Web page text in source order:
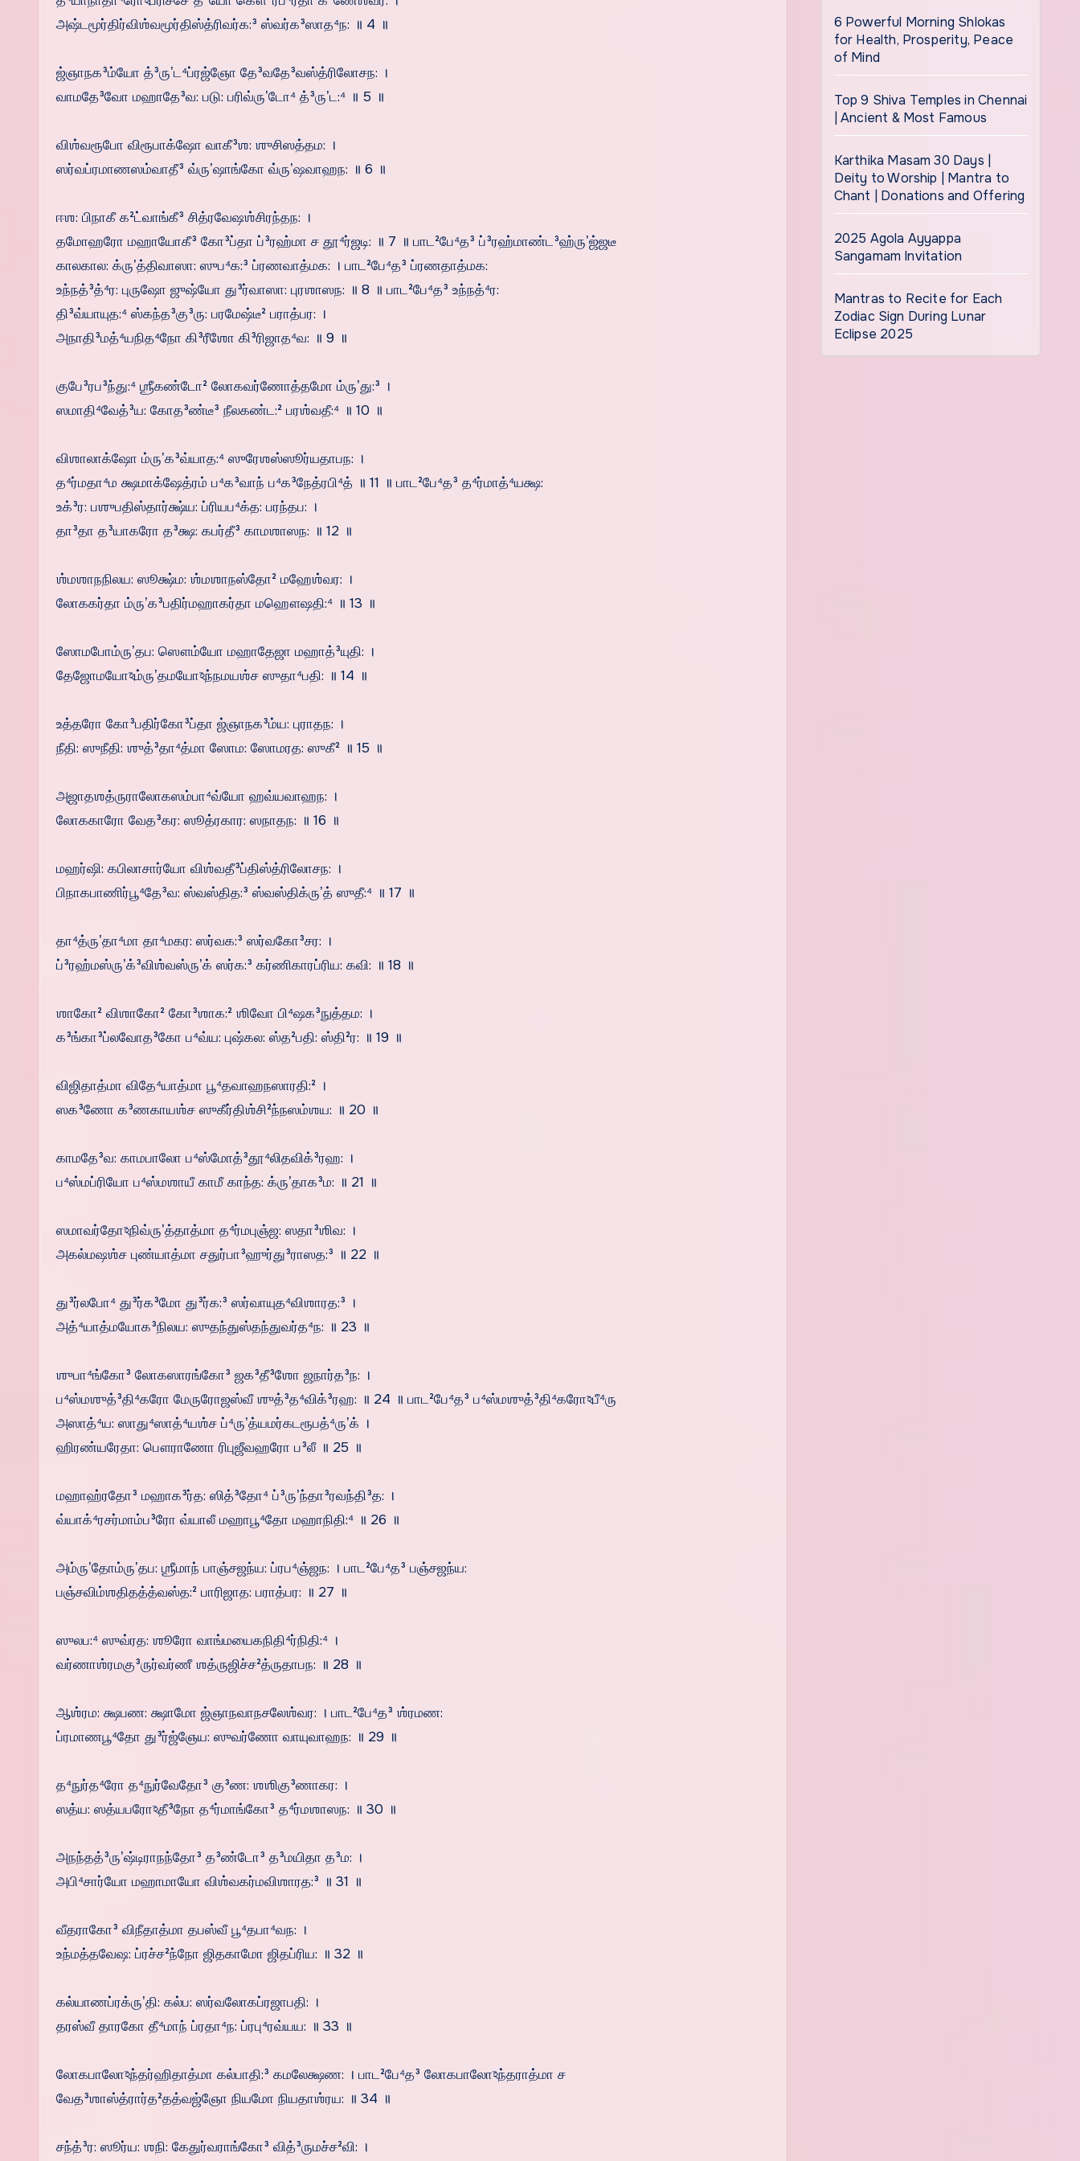
அஷ்டமூர்திர்விஶ்வமூர்திஸ்த்ரிவர்க:³ ஸ்வர்க³ஸாத⁴ந: ॥ 4 ॥
ஜ்ஞாநக³ம்யோ த்³ருʼட⁴ப்ரஜ்ஞோ தே³வதே³வஸ்த்ரிலோசந: ।
வாமதே³வோ மஹாதே³வ: படு: பரிவ்ருʼடோ⁴ த்³ருʼட:⁴ ॥ 5 ॥
விஶ்வரூபோ விரூபாக்ஷோ வாகீ³ஶ: ஶுசிஸத்தம: ।
ஸர்வப்ரமாணஸம்வாதீ³ வ்ருʼஷாங்கோ வ்ருʼஷவாஹந: ॥ 6 ॥
ஈஶ: பிநாகீ க²ட்வாங்கீ³ சித்ரவேஷஶ்சிரந்தந: ।
தமோஹரோ மஹாயோகீ³ கோ³ப்தா ப்³ரஹ்மா ச தூ⁴ர்ஜடி: ॥ 7 ॥ பாட²பே⁴த³ ப்³ரஹ்மாண்ட³ஹ்ருʼஜ்ஜடீ
காலகால: க்ருʼத்திவாஸா: ஸுப⁴க:³ ப்ரணவாத்மக: । பாட²பே⁴த³ ப்ரணதாத்மக:
உந்நத்³த்⁴ர: புருஷோ ஜுஷ்யோ து³ர்வாஸா: புரஶாஸந: ॥ 8 ॥ பாட²பே⁴த³ உந்நத்⁴ர:
தி³வ்யாயுத:⁴ ஸ்கந்த³கு³ரு: பரமேஷ்டீ² பராத்பர: ।
அநாதி³மத்⁴யநித⁴நோ கி³ரீஶோ கி³ரிஜாத⁴வ: ॥ 9 ॥
குபே³ரப³ந்து:⁴ ஶ்ரீகண்டோ² லோகவர்ணோத்தமோ ம்ருʼது:³ ।
ஸமாதி⁴வேத்³ய: கோத³ண்டீ³ நீலகண்ட:² பரஶ்வதீ:⁴ ॥ 10 ॥
விஶாலாக்ஷோ ம்ருʼக³வ்யாத:⁴ ஸுரேஶஸ்ஸூர்யதாபந: ।
த⁴ர்மதா⁴ம க்ஷமாக்ஷேத்ரம் ப⁴க³வாந் ப⁴க³நேத்ரபி⁴த் ॥ 11 ॥ பாட²பே⁴த³ த⁴ர்மாத்⁴யக்ஷ:
உக்³ர: பஶுபதிஸ்தார்க்ஷ்ய: ப்ரியப⁴க்த: பரந்தப: ।
தா³தா த³யாகரோ த³க்ஷ: கபர்தீ³ காமஶாஸந: ॥ 12 ॥
ஶ்மஶாநநிலய: ஸூக்ஷ்ம: ஶ்மஶாநஸ்தோ² மஹேஶ்வர: ।
லோககர்தா ம்ருʼக³பதிர்மஹாகர்தா மஹௌஷதி:⁴ ॥ 13 ॥
ஸோமபோம்ருʼதப: ஸௌம்யோ மஹாதேஜா மஹாத்³யுதி: ।
தேஜோமயோঽம்ருʼதமயோঽந்நமயஶ்ச ஸுதா⁴பதி: ॥ 14 ॥
உத்தரோ கோ³பதிர்கோ³ப்தா ஜ்ஞாநக³ம்ய: புராதந: ।
நீதி: ஸுநீதி: ஶுத்³தா⁴த்மா ஸோம: ஸோமரத: ஸுகீ² ॥ 15 ॥
அஜாதஶத்ருராலோகஸம்பா⁴வ்யோ ஹவ்யவாஹந: ।
லோககாரோ வேத³கர: ஸூத்ரகார: ஸநாதந: ॥ 16 ॥
மஹர்ஷி: கபிலாசார்யோ விஶ்வதீ³ப்திஸ்த்ரிலோசந: ।
பிநாகபாணிர்பூ⁴தே³வ: ஸ்வஸ்தித:³ ஸ்வஸ்திக்ருʼத் ஸுதீ:⁴ ॥ 17 ॥
தா⁴த்ருʼதா⁴மா தா⁴மகர: ஸர்வக:³ ஸர்வகோ³சர: ।
ப்³ரஹ்மஸ்ருʼக்³விஶ்வஸ்ருʼக் ஸர்க:³ கர்ணிகாரப்ரிய: கவி: ॥ 18 ॥
ஶாகோ² விஶாகோ² கோ³ஶாக:² ஶிவோ பி⁴ஷக³நுத்தம: ।
க³ங்கா³ப்லவோத³கோ ப⁴வ்ய: புஷ்கல: ஸ்த²பதி: ஸ்தி²ர: ॥ 19 ॥
விஜிதாத்மா விதே⁴யாத்மா பூ⁴தவாஹநஸாரதி:² ।
ஸக³ணோ க³ணகாயஶ்ச ஸுகீர்திஶ்சி²ந்நஸம்ஶய: ॥ 20 ॥
காமதே³வ: காமபாலோ ப⁴ஸ்மோத்³தூ⁴லிதவிக்³ரஹ: ।
ப⁴ஸ்மப்ரியோ ப⁴ஸ்மஶாயீ காமீ காந்த: க்ருʼதாக³ம: ॥ 21 ॥
ஸமாவர்தோঽநிவ்ருʼத்தாத்மா த⁴ர்மபுஞ்ஜ: ஸதா³ஶிவ: ।
அகல்மஷஶ்ச புண்யாத்மா சதுர்பா³ஹுர்து³ராஸத:³ ॥ 22 ॥
து³ர்லபோ⁴ து³ர்க³மோ து³ர்க:³ ஸர்வாயுத⁴விஶாரத:³ ।
அத்⁴யாத்மயோக³நிலய: ஸுதந்துஸ்தந்துவர்த⁴ந: ॥ 23 ॥
ஶுபா⁴ங்கோ³ லோகஸாரங்கோ³ ஜக³தீ³ஶோ ஜநார்த³ந: ।
ப⁴ஸ்மஶுத்³தி⁴கரோ மேருரோஜஸ்வீ ஶுத்³த⁴விக்³ரஹ: ॥ 24 ॥ பாட²பே⁴த³ ப⁴ஸ்மஶுத்³தி⁴கரோঽபீ⁴ரு
அஸாத்⁴ய: ஸாது⁴ஸாத்⁴யஶ்ச ப்⁴ருʼத்யமர்கடரூபத்⁴ருʼக் ।
ஹிரண்யரேதா: பௌராணோ ரிபுஜீவஹரோ ப³லீ ॥ 25 ॥
மஹாஹ்ரதோ³ மஹாக³ர்த: ஸித்³தோ⁴ ப்³ருʼந்தா³ரவந்தி³த: ।
வ்யாக்⁴ரசர்மாம்ப³ரோ வ்யாலீ மஹாபூ⁴தோ மஹாநிதி:⁴ ॥ 26 ॥
அம்ருʼதோம்ருʼதப: ஶ்ரீமாந் பாஞ்சஜந்ய: ப்ரப⁴ஞ்ஜந: । பாட²பே⁴த³ பஞ்சஜந்ய:
பஞ்சவிம்ஶதிதத்த்வஸ்த:² பாரிஜாத: பராத்பர: ॥ 27 ॥
ஸுலப:⁴ ஸுவ்ரத: ஶூரோ வாங்மயைகநிதி⁴ர்நிதி:⁴ ।
வர்ணாஶ்ரமகு³ருர்வர்ணீ ஶத்ருஜிச்ச²த்ருதாபந: ॥ 28 ॥
ஆஶ்ரம: க்ஷபண: க்ஷாமோ ஜ்ஞாநவாநசலேஶ்வர: । பாட²பே⁴த³ ஶ்ரமண:
ப்ரமாணபூ⁴தோ து³ர்ஜ்ஞேய: ஸுவர்ணோ வாயுவாஹந: ॥ 29 ॥
த⁴நுர்த⁴ரோ த⁴நுர்வேதோ³ கு³ண: ஶஶிகு³ணாகர: ।
ஸத்ய: ஸத்யபரோঽதீ³நோ த⁴ர்மாங்கோ³ த⁴ர்மஶாஸந: ॥ 30 ॥
அநந்தத்³ருʼஷ்டிராநந்தோ³ த³ண்டோ³ த³மயிதா த³ம: ।
அபி⁴சார்யோ மஹாமாயோ விஶ்வகர்மவிஶாரத:³ ॥ 31 ॥
வீதராகோ³ விநீதாத்மா தபஸ்வீ பூ⁴தபா⁴வந: ।
உந்மத்தவேஷ: ப்ரச்ச²ந்நோ ஜிதகாமோ ஜிதப்ரிய: ॥ 32 ॥
கல்யாணப்ரக்ருʼதி: கல்ப: ஸர்வலோகப்ரஜாபதி: ।
தரஸ்வீ தாரகோ தீ⁴மாந் ப்ரதா⁴ந: ப்ரபு⁴ரவ்யய: ॥ 33 ॥
லோகபாலோঽந்தர்ஹிதாத்மா கல்பாதி:³ கமலேக்ஷண: । பாட²பே⁴த³ லோகபாலோঽந்தராத்மா ச
வேத³ஶாஸ்த்ரார்த²தத்வஜ்ஞோ நியமோ நியதாஶ்ரய: ॥ 34 ॥
சந்த்³ர: ஸூர்ய: ஶநி: கேதுர்வராங்கோ³ வித்³ருமச்ச²வி: ।
6 Powerful Morning Shlokas
for Health, Prosperity, Peace
of Mind
Top 9 Shiva Temples in Chennai
| Ancient & Most Famous
Karthika Masam 30 Days |
Deity to Worship | Mantra to
Chant | Donations and Offering
2025 Agola Ayyappa
Sangamam Invitation
Mantras to Recite for Each
Zodiac Sign During Lunar
Eclipse 2025